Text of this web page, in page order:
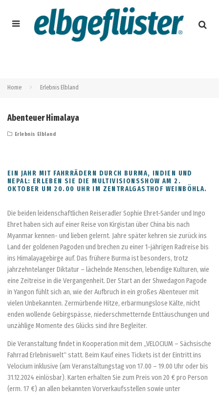
Home Erlebnis Elbland
Abenteuer Himalaya
Erlebnis Elbland
EIN JAHR MIT FAHRRÄDERN DURCH BURMA, INDIEN UND
NEPAL: ERLEBEN SIE DIE MULTIVISIONSSHOW AM 2.
OKTOBER UM 20.00 UHR IM ZENTRALGASTHOF WEINBÖHLA.
Die beiden leidenschaftlichen Reiseradler Sophie Ehret-Sander und Ingo
Ehret haben sich auf einer Reise von Kirgistan über China bis nach
Myanmar kennen- und lieben gelernt. Jahre später kehren sie zurück ins
Land der goldenen Pagoden und brechen zu einer 1-jährigen Radreise bis
ins Himalayagebirge auf. Das frühere Burma ist besonders, trotz
jahrzehntelanger Diktatur – lächelnde Menschen, lebendige Kulturen, wie
eine Zeitreise in die Vergangenheit. Der Start an der Shwedagon Pagode
in Yangon fühlt sich an, wie der Aufbruch in ein großes Abenteuer mit
vielen Unbekannten. Zermürbende Hitze, erbarmungslose Kälte, nicht
enden wollende Gebirgspässe, niederschmetternde Enttäuschungen und
unzählige Momente des Glücks sind ihre Begleiter.
Die Veranstaltung findet in Kooperation mit dem „VELOCIUM – Sächsische
Fahrrad Erlebniswelt“ statt. Beim Kauf eines Tickets ist der Eintritt ins
Velocium inklusive (am Veranstaltungstag von 17.00 – 19.00 Uhr oder bis
31.12.2024 einlösbar). Karten erhalten Sie zum Preis von 20 € pro Person
(erm. 17 €) an allen bekannten Vorverkaufsstellen sowie unter